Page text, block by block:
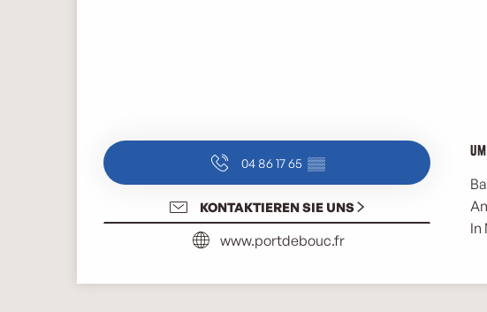
04 86 17 65 ▒▒
KONTAKTIEREN SIE UNS
www.portdebouc.fr
In